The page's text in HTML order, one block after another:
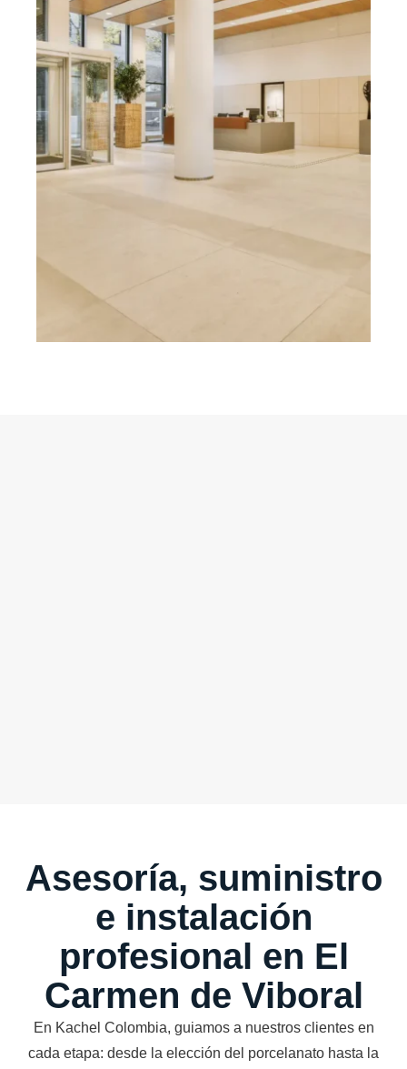
Asesoría, suministro
e instalación
profesional en El
Carmen de Viboral
En Kachel Colombia, guiamos a nuestros clientes en
cada etapa: desde la elección del porcelanato hasta la